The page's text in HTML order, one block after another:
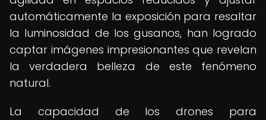
automáticamente la exposición para resaltar
la luminosidad de los gusanos, han logrado
captar imágenes impresionantes que revelan
la verdadera belleza de este fenómeno
natural.
La capacidad de los drones para